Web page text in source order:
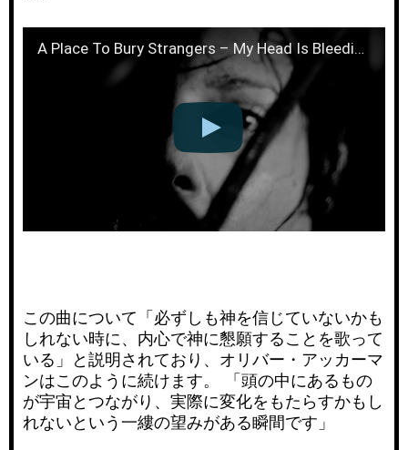
A Place To Bury Strangers – My Head Is Bleeding (Official Video)
この曲について「必ずしも神を信じていないかも
しれない時に、内心で神に懇願することを歌って
いる」と説明されており、オリバー・アッカーマ
ンはこのように続けます。 「頭の中にあるもの
が宇宙とつながり、実際に変化をもたらすかもし
れないという一縷の望みがある瞬間です」